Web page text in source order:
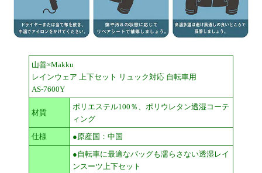
山善×Makku
レインウェア 上下セット リュック対応 自転車用
AS-7600Y
材質
ポリエステル100％、ポリウレタン透湿コーテ
ィング
仕様
●原産国：中国
●自転車に最適なバッグも濡らさない透湿レイ
ンスーツ上下セット